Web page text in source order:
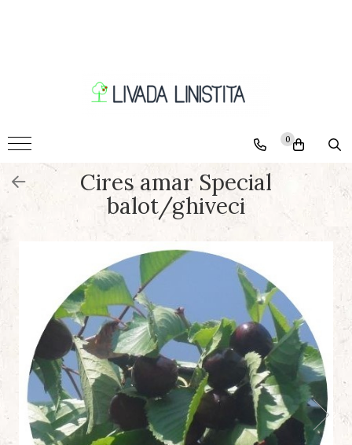
Nectarini
Pruni
0
Cires amar Special
balot/ghiveci